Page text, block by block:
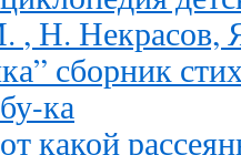
, Н. Некрасов,
сборник
ка
какой